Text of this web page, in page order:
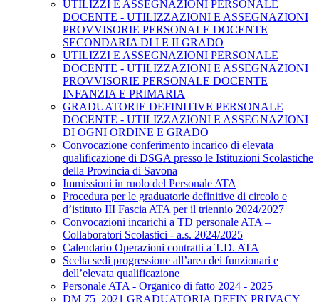
UTILIZZI E ASSEGNAZIONI PERSONALE
DOCENTE - UTILIZZAZIONI E ASSEGNAZIONI
PROVVISORIE PERSONALE DOCENTE
SECONDARIA DI I E II GRADO
UTILIZZI E ASSEGNAZIONI PERSONALE
DOCENTE - UTILIZZAZIONI E ASSEGNAZIONI
PROVVISORIE PERSONALE DOCENTE
INFANZIA E PRIMARIA
GRADUATORIE DEFINITIVE PERSONALE
DOCENTE - UTILIZZAZIONI E ASSEGNAZIONI
DI OGNI ORDINE E GRADO
Convocazione conferimento incarico di elevata
qualificazione di DSGA presso le Istituzioni Scolastiche
della Provincia di Savona
Immissioni in ruolo del Personale ATA
Procedura per le graduatorie definitive di circolo e
d’istituto III Fascia ATA per il triennio 2024/2027
Convocazioni incarichi a TD personale ATA –
Collaboratori Scolastici - a.s. 2024/2025
Calendario Operazioni contratti a T.D. ATA
Scelta sedi progressione all’area dei funzionari e
dell’elevata qualificazione
Personale ATA - Organico di fatto 2024 - 2025
DM 75_2021 GRADUATORIA DEFIN PRIVACY